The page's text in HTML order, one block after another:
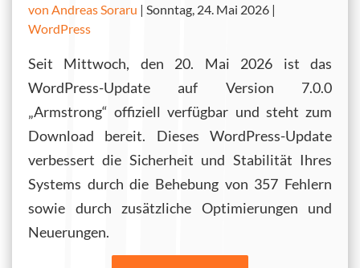
von Andreas Soraru | Sonntag, 24. Mai 2026 |
WordPress
Seit Mittwoch, den 20. Mai 2026 ist das
WordPress-Update auf Version 7.0.0
„Armstrong“ offiziell verfügbar und steht zum
Download bereit. Dieses WordPress-Update
verbessert die Sicherheit und Stabilität Ihres
Systems durch die Behebung von 357 Fehlern
sowie durch zusätzliche Optimierungen und
Neuerungen.